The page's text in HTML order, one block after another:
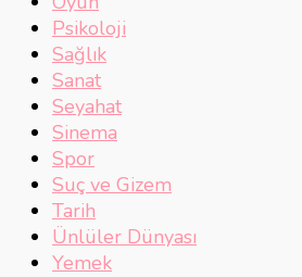
Psikoloji
Sağlık
Sanat
Seyahat
Sinema
Spor
Suç ve Gizem
Tarih
Ünlüler Dünyası
Yemek